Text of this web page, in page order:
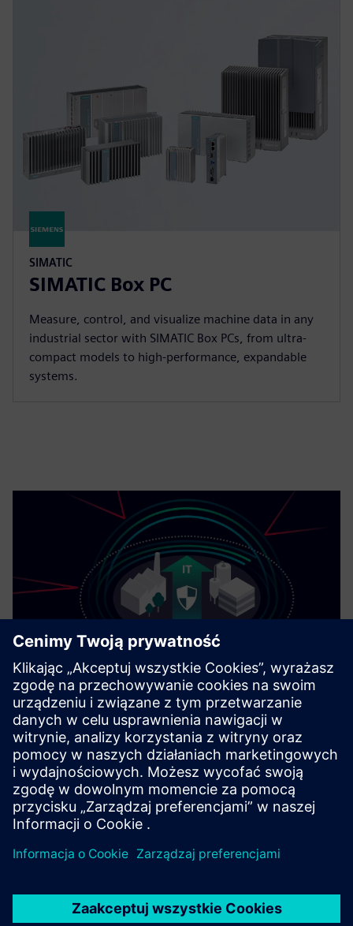
SIMATIC
SIMATIC Box PC
Measure, control, and visualize machine data in any
industrial sector with SIMATIC Box PCs, from ultra-
compact models to high-performance, expandable
systems.
Cybersecurity dla przemysłu
Informacje o
bezpieczeństwie
Aby chronić zakłady, systemy, maszyny i sieci przed
utrzymywanie — całościowej, najnowocześniejszej
rozwiązania Siemens stanowią tylko jeden element takiej
koncepcji. Aby uzyskać więcej informacji na temat